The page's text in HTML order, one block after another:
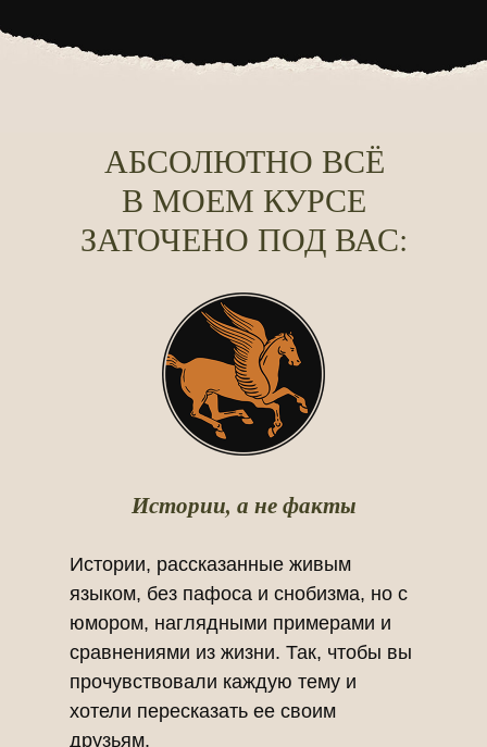
Истории, а не факты
Истории, рассказанные живым
языком, без пафоса и снобизма, но с
юмором, наглядными примерами и
сравнениями из жизни. Так, чтобы вы
прочувствовали каждую тему и
хотели пересказать ее своим
друзьям.
АБСОЛЮТНО ВСЁ
В МОЕМ КУРСЕ
ЗАТОЧЕНО ПОД ВАС: